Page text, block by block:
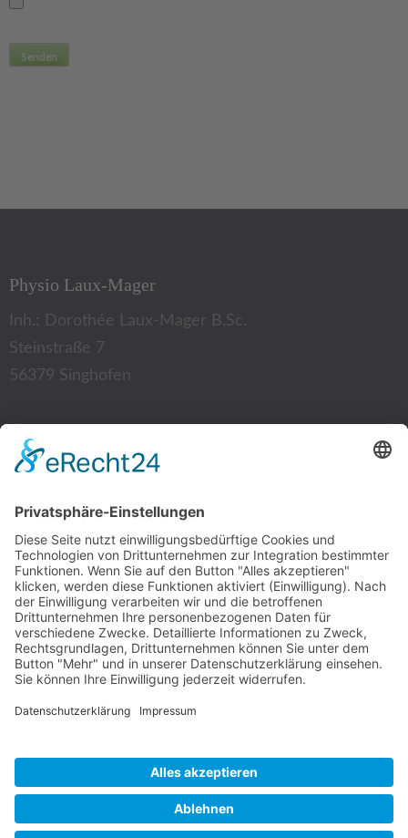
Physio Laux-Mager
Inh.: Dorothée Laux-Mager B.Sc.
Steinstraße 7
56379 Singhofen
Kontakt:
Fax: 02604 94 35 52
E-Mail:info@physio-laux-mager.de
Mitgliedschaft:
Copyright © 2017 Physio Laux-Mager - Dorothée Laux-